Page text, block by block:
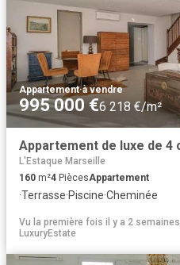
Appartement·à vendre
995 000 €6 218 €/m²
L'Estaque Marseille
160 m²4 PiècesAppartement
·Terrasse·Piscine·Cheminée
Vu la première fois il y a 2 semaines
LuxuryEstate